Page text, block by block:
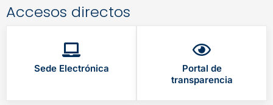
Accesos directos
Sede Electrónica
Portal de
transparencia